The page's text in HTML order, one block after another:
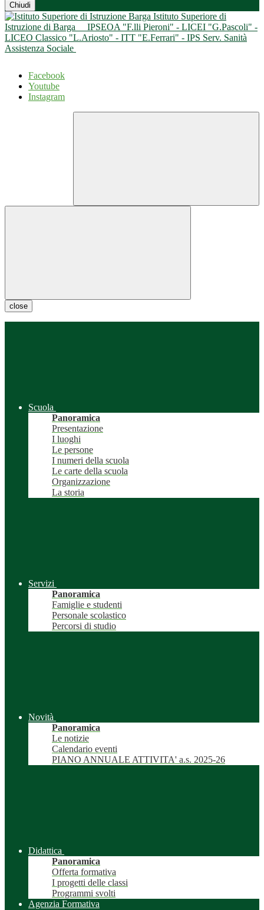
Chiudi
Istituto Superiore di
Istruzione di Barga
IPSEOA "F.lli Pieroni" - LICEI "G.Pascoli" -
LICEO Classico "L.Ariosto" - ITT "E.Ferrari" - IPS Serv. Sanità
Assistenza Sociale
Facebook
Youtube
Instagram
close
Scuola
Panoramica
Presentazione
I luoghi
Le persone
I numeri della scuola
Le carte della scuola
Organizzazione
La storia
Servizi
Panoramica
Famiglie e studenti
Personale scolastico
Percorsi di studio
Novità
Panoramica
Le notizie
Calendario eventi
PIANO ANNUALE ATTIVITA' a.s. 2025-26
Didattica
Panoramica
Offerta formativa
I progetti delle classi
Programmi svolti
Agenzia Formativa